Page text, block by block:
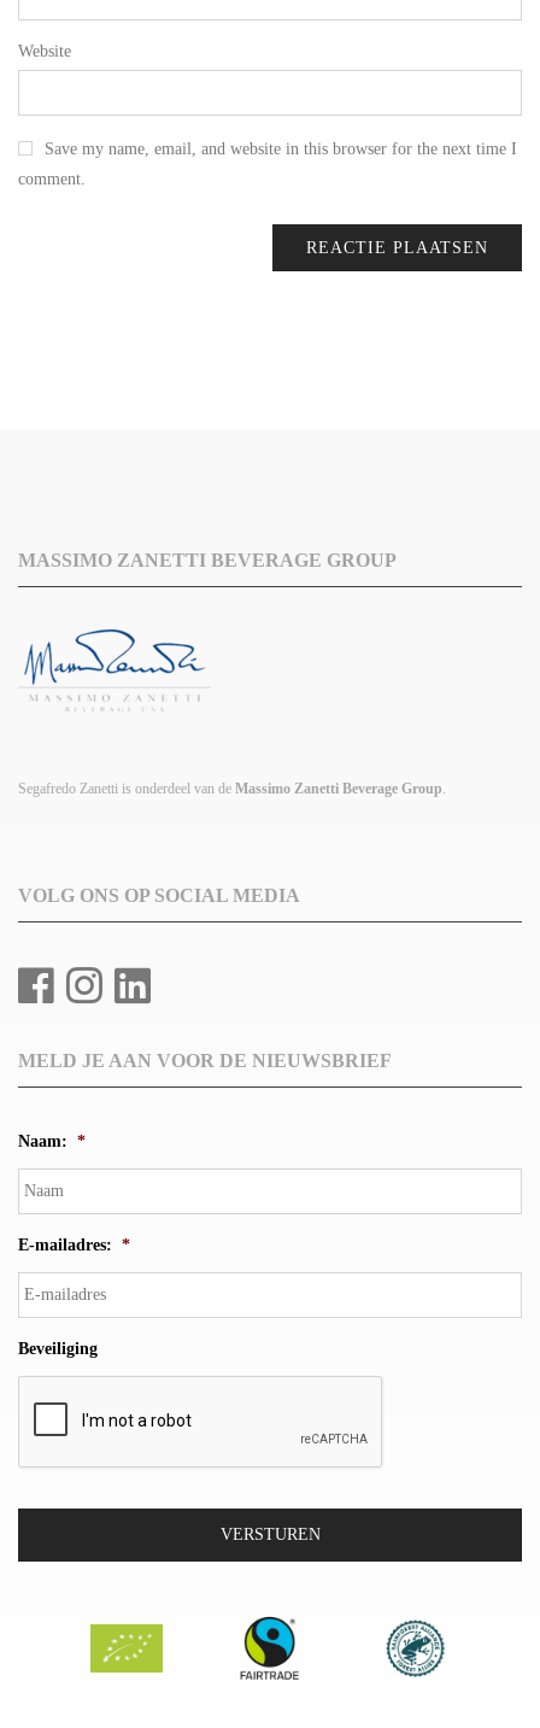
Website
Save my name, email, and website in this browser for the next time I
comment.
MASSIMO ZANETTI BEVERAGE GROUP
Segafredo Zanetti is onderdeel van de Massimo Zanetti Beverage Group.
VOLG ONS OP SOCIAL MEDIA
MELD JE AAN VOOR DE NIEUWSBRIEF
Naam: *
E-mailadres: *
Beveiliging